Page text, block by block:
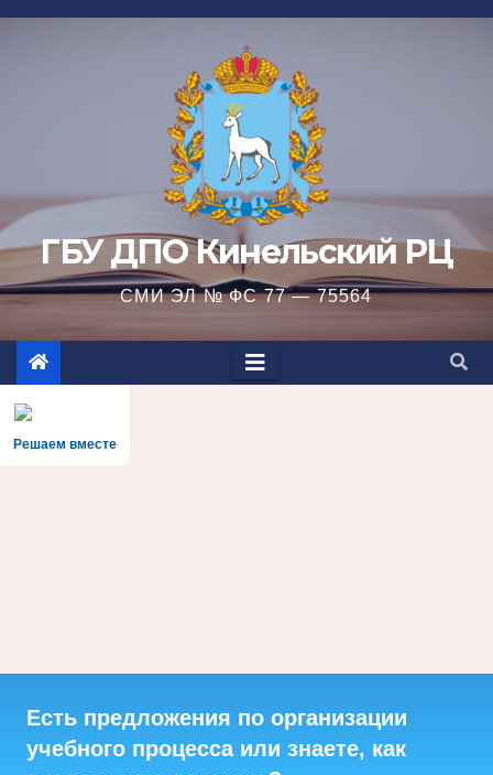
Перейти
ГБУ ДПО Кинельский РЦ
СМИ ЭЛ № ФС 77 — 75564
Решаем вместе
Есть предложения по организации
учебного процесса или знаете, как